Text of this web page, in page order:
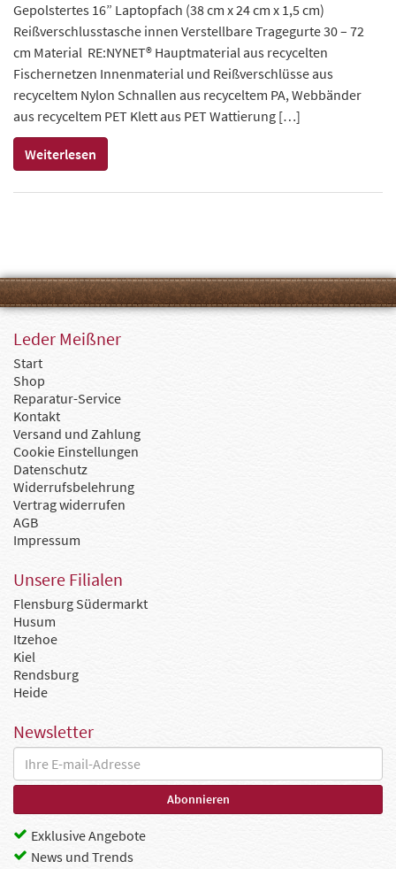
Gepolstertes 16” Laptopfach (38 cm x 24 cm x 1,5 cm)
Reißverschlusstasche innen Verstellbare Tragegurte 30 – 72
cm Material RE:NYNET® Hauptmaterial aus recycelten
Fischernetzen Innenmaterial und Reißverschlüsse aus
recyceltem Nylon Schnallen aus recyceltem PA, Webbänder
aus recyceltem PET Klett aus PET Wattierung […]
Weiterlesen
Leder Meißner
Start
Shop
Reparatur-Service
Kontakt
Versand und Zahlung
Cookie Einstellungen
Datenschutz
Widerrufsbelehrung
Vertrag widerrufen
AGB
Impressum
Unsere Filialen
Flensburg Südermarkt
Husum
Itzehoe
Kiel
Rendsburg
Heide
Newsletter
Exklusive Angebote
News und Trends